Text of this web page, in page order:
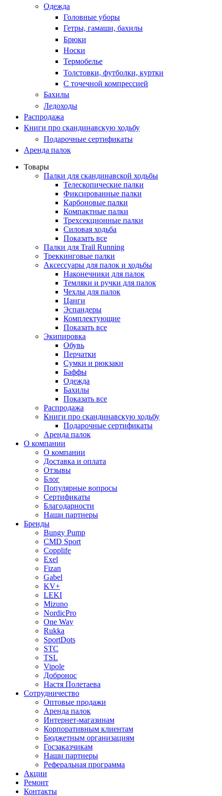
Одежда
Головные уборы
Гетры, гамаши, бахилы
Брюки
Носки
Термобелье
Толстовки, футболки, куртки
С точечной компрессией
Бахилы
Ледоходы
Распродажа
Книги про скандинавскую ходьбу
Подарочные сертификаты
Аренда палок
Товары
Палки для скандинавской ходьбы
Телескопические палки
Фиксированные палки
Карбоновые палки
Компактные палки
Трехсекционные палки
Силовая ходьба
Показать все
Палки для Trail Running
Треккинговые палки
Аксессуары для палок и ходьбы
Наконечники для палок
Темляки и ручки для палок
Чехлы для палок
Цанги
Эспандеры
Комплектующие
Показать все
Экипировка
Обувь
Перчатки
Сумки и рюкзаки
Баффы
Одежда
Бахилы
Показать все
Распродажа
Книги про скандинавскую ходьбу
Подарочные сертификаты
Аренда палок
О компании
О компании
Доставка и оплата
Отзывы
Блог
Популярные вопросы
Сертификаты
Благодарности
Наши партнеры
Бренды
Bungy Pump
CMD Sport
Copplife
Exel
Fizan
Gabel
KV+
LEKI
Mizuno
NordicPro
One Way
Rukka
SportDots
STC
TSL
Vipole
Добронос
Настя Полетаева
Сотрудничество
Оптовые продажи
Аренда палок
Интернет-магазинам
Корпоративным клиентам
Бюджетным организациям
Госзаказчикам
Наши партнеры
Реферальная программа
Акции
Ремонт
Контакты